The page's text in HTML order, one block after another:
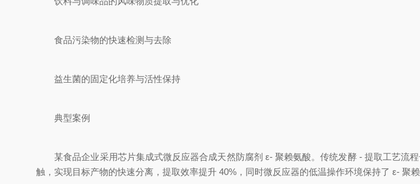
食品污染物的快速检测与去除
益生菌的固定化培养与活性保持
典型案例
某食品企业采用芯片集成式微反应器合成天然防腐剂 ε- 聚赖氨酸。传统发酵 - 提取工艺流
触，实现目标产物的快速分离，提取效率提升 40%，同时微反应器的低温操作环境保持了 ε- 聚